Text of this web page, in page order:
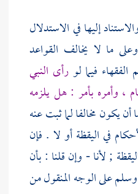
إليها في الاستدلال
ما لا يخالف القواعد
فيما لورأى النبي
، وأمره بأمر : هل يلزمه
يكون مخالفا لما ثبت عنه
في اليقظة أو لا . فإن
; لأنا - وإن قلنا : بأن
على الوجه المنقول من